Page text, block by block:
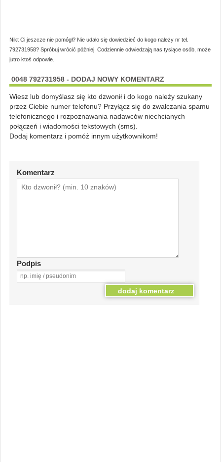
Nikt Ci jeszcze nie pomógł? Nie udało się dowiedzieć do kogo należy nr tel.
792731958? Spróbuj wrócić później. Codziennie odwiedzają nas tysiące osób, może
jutro ktoś odpowie.
0048 792731958 - DODAJ NOWY KOMENTARZ
Wiesz lub domyślasz się kto dzwonił i do kogo należy szukany
przez Ciebie numer telefonu? Przyłącz się do zwalczania spamu
telefonicznego i rozpoznawania nadawców niechcianych
połączeń i wiadomości tekstowych (sms).
Dodaj komentarz i pomóż innym użytkownikom!
Komentarz
Podpis